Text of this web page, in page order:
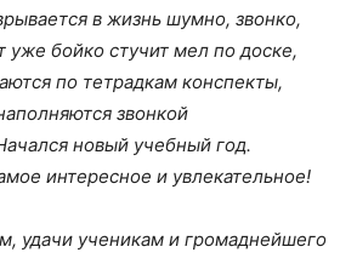
в жизнь шумно, звонко,
уже бойко стучит мел по доске,
по тетрадкам конспекты,
звонкой
новый учебный год.
интересное и увлекательное!
удачи ученикам и громаднейшего